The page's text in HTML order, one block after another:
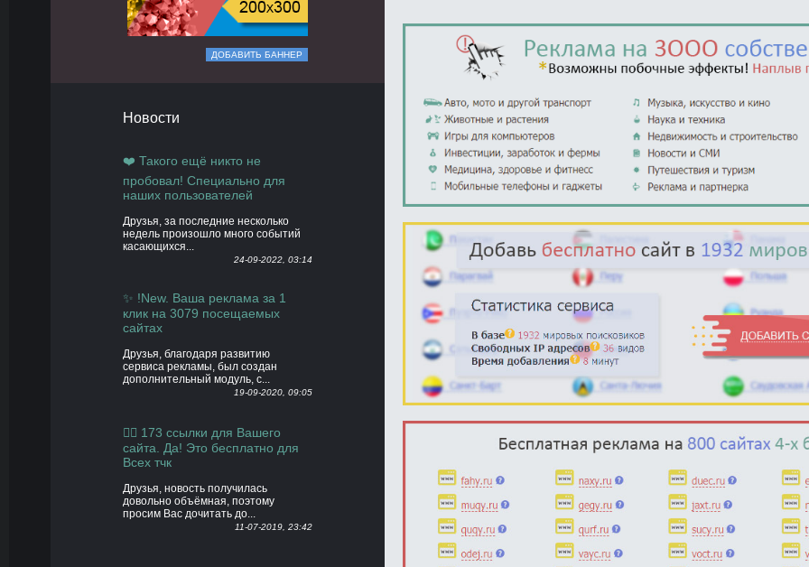
ДОБАВИТЬ БАННЕР
Новости
❤️ Такого ещё никто не
пробовал! Специально для
наших пользователей
Друзья, за последние несколько
недель произошло много событий
касающихся...
24-09-2022, 03:14
✨ !New. Ваша реклама за 1
клик на 3079 посещаемых
сайтах
Друзья, благодаря развитию
сервиса рекламы, был создан
дополнительный модуль, с...
19-09-2020, 09:05
👍🏻 173 ссылки для Вашего
сайта. Да! Это бесплатно для
Всех тчк
Друзья, новость получилась
довольно объёмная, поэтому
просим Вас дочитать до...
11-07-2019, 23:42